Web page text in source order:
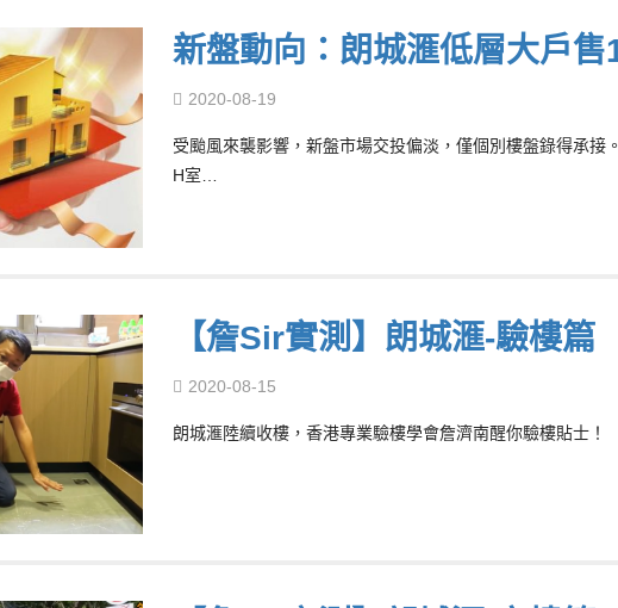
新盤動向：朗城滙低層大戶售
2020-08-19
受颱風來襲影響，新盤市場交投偏淡，僅個別樓盤錄得承
H室…
【詹Sir實測】朗城滙-驗樓篇
2020-08-15
朗城滙陸續收樓，香港專業驗樓學會詹濟南醒你驗樓貼士！